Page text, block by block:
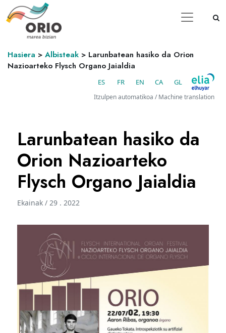
Hasiera > Albisteak > Larunbatean hasiko da Orion
Nazioarteko Flysch Organo Jaialdia
ES FR EN CA GL
Itzulpen automatikoa / Machine translation
Larunbatean hasiko da
Orion Nazioarteko
Flysch Organo Jaialdia
Ekainak / 29 . 2022